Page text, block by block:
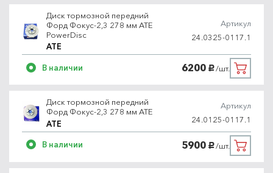
Диск тормозной передний
Форд Фокус-2,3 278 мм ATE
PowerDisc
ATE
Артикул
24.0325-0117.1
В наличии 6200 руб./шт.
Диск тормозной передний
Форд Фокус-2,3 278 мм ATE
ATE
Артикул
24.0125-0117.1
В наличии 5900 руб./шт.